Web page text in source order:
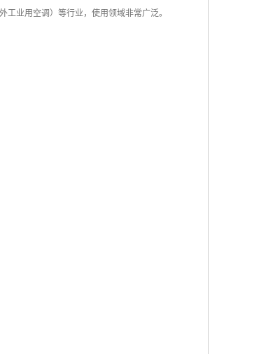
业用空调）等行业，使用领域非常广泛。